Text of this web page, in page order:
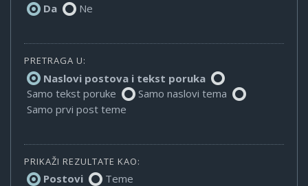
Da Ne
PRETRAGA U:
Naslovi postova i tekst poruka
Samo tekst poruke
Samo naslovi tema
Samo prvi post teme
PRIKAŽI REZULTATE KAO:
Postovi Teme